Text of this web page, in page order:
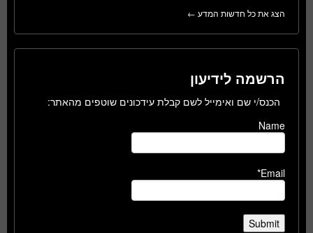
הצג את כל חדשות המדע ←
הרשמה לידיעון
הכנס/י שם ואימייל לשם קבלת עידכונים שוטפים מהאתר:
Name
Email*